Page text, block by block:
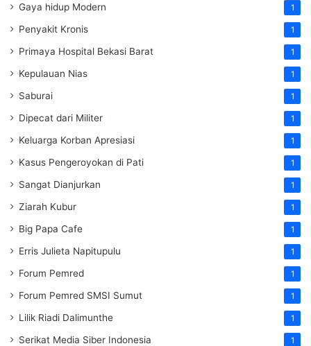
Gaya hidup Modern 1
Penyakit Kronis 1
Primaya Hospital Bekasi Barat 1
Kepulauan Nias 1
Saburai 1
Dipecat dari Militer 1
Keluarga Korban Apresiasi 1
Kasus Pengeroyokan di Pati 1
Sangat Dianjurkan 1
Ziarah Kubur 1
Big Papa Cafe 1
Erris Julieta Napitupulu 1
Forum Pemred 1
Forum Pemred SMSI Sumut 1
Lilik Riadi Dalimunthe 1
Serikat Media Siber Indonesia 1